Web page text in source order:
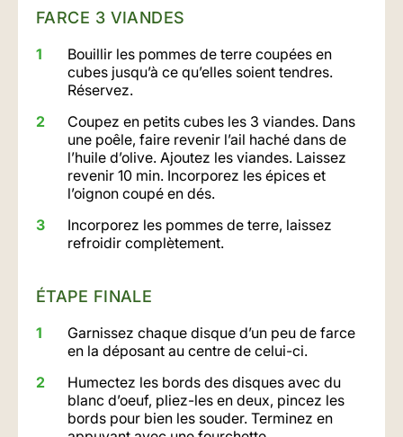
FARCE 3 VIANDES
Bouillir les pommes de terre coupées en
cubes jusqu’à ce qu’elles soient tendres.
Réservez.
Coupez en petits cubes les 3 viandes. Dans
une poêle, faire revenir l’ail haché dans de
l’huile d’olive. Ajoutez les viandes. Laissez
revenir 10 min. Incorporez les épices et
l’oignon coupé en dés.
Incorporez les pommes de terre, laissez
refroidir complètement.
ÉTAPE FINALE
Garnissez chaque disque d’un peu de farce
en la déposant au centre de celui-ci.
Humectez les bords des disques avec du
blanc d’oeuf, pliez-les en deux, pincez les
bords pour bien les souder. Terminez en